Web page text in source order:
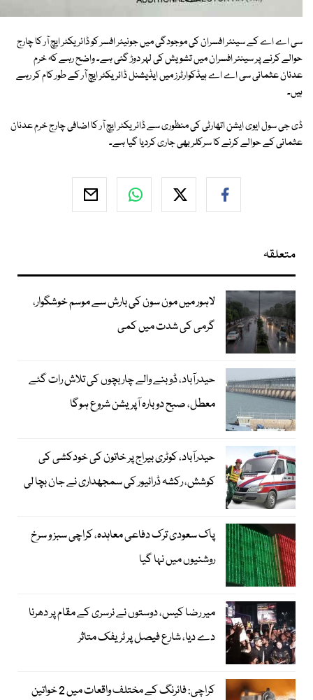
سی اے اے کے سینئر افسران کی موجودگی میں جونیئر افسر کو ڈائریکٹر ایچ آر کا چارج
حوالے کرنے پر سینئر افسران میں تشویش کی لہر دوڑ گئی ہے۔ واضح رہے کہ خرم
عدنان عثمانی سی اے اے ہیڈکوارٹرز میں ایڈیشنل ڈائریکٹر ایچ آر کے طور کام کر رہے
ہیں۔
ڈی جی سول ایوی ایشن اتھارٹی کی منظوری سے ڈائریکٹر ایچ آر کا اضافی چارج خرم عدنان
عثمانی کے حوالے کرنے کا سرکلر بھی جاری کردیا گیا ہے۔
متعلقہ
لاہور میں مون سون کی بارش سے موسم خوشگوار،
گرمی کی شدت میں کمی
حیدرآباد، ڈوبنے والے چار بچوں کی تلاش رات گئے
معطل، صبح دوبارہ آپریشن شروع ہوگا
حیدرآباد، کوٹری بیراج پر خاتون کی خودکشی کی
کوشش، رکشہ ڈرائیور کی سمجھداری نے جان بچا لی
پاک سعودی ترک دفاعی معاہدہ، کراچی سبز و سرخ
روشنیوں میں نہا گیا
میر رضا کیس، دوستوں نے نرسری کے مقام پر دھرنا
دے دیا، شارع فیصل پر ٹریفک متاثر
کراچی: فائرنگ کے مختلف واقعات میں 2 خواتین